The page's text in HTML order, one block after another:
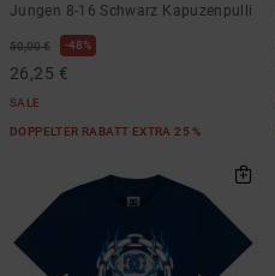
Jungen 8-16 Schwarz Kapuzenpulli
50,00 € 48%
26,25 €
SALE
DOPPELTER RABATT EXTRA 25 %